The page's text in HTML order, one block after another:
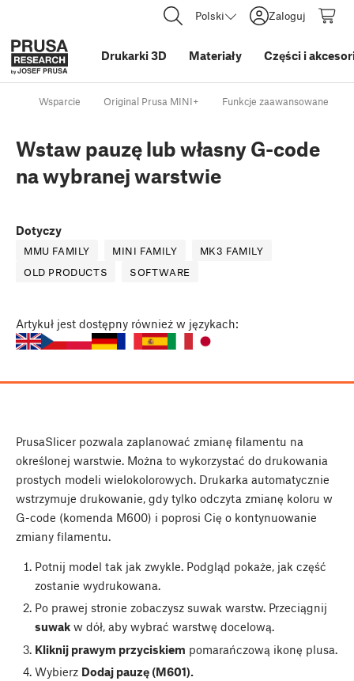
Polski Zaloguj
Drukarki 3D Materiały Części i
Wsparcie Original Prusa MINI+ Funkcje zaawansowane
Wstaw pauzę lub własny G-code
na wybranej warstwie
Dotyczy
MMU FAMILY MINI FAMILY
MK3 FAMILY
OLD PRODUCTS
SOFTWARE
Artykuł jest dostępny również w językach:
PrusaSlicer pozwala zaplanować zmianę filamentu na
określonej warstwie. Można to wykorzystać do drukowania
prostych modeli wielokolorowych. Drukarka automatycznie
wstrzymuje drukowanie, gdy tylko odczyta zmianę koloru w
G-code (komenda M600) i poprosi Cię o kontynuowanie
zmiany filamentu.
Potnij model tak jak zwykle. Podgląd pokaże, jak część
zostanie wydrukowana.
Po prawej stronie zobaczysz suwak warstw. Przeciągnij
suwakw dół, aby wybrać warstwę docelową.
Kliknij prawym przyciskiem pomarańczową ikonę plusa.
Wybierz Dodaj pauzę (M601).